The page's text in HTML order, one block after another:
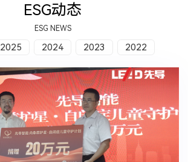
ESG动态
ESG NEWS
2025 2024 2023 2022